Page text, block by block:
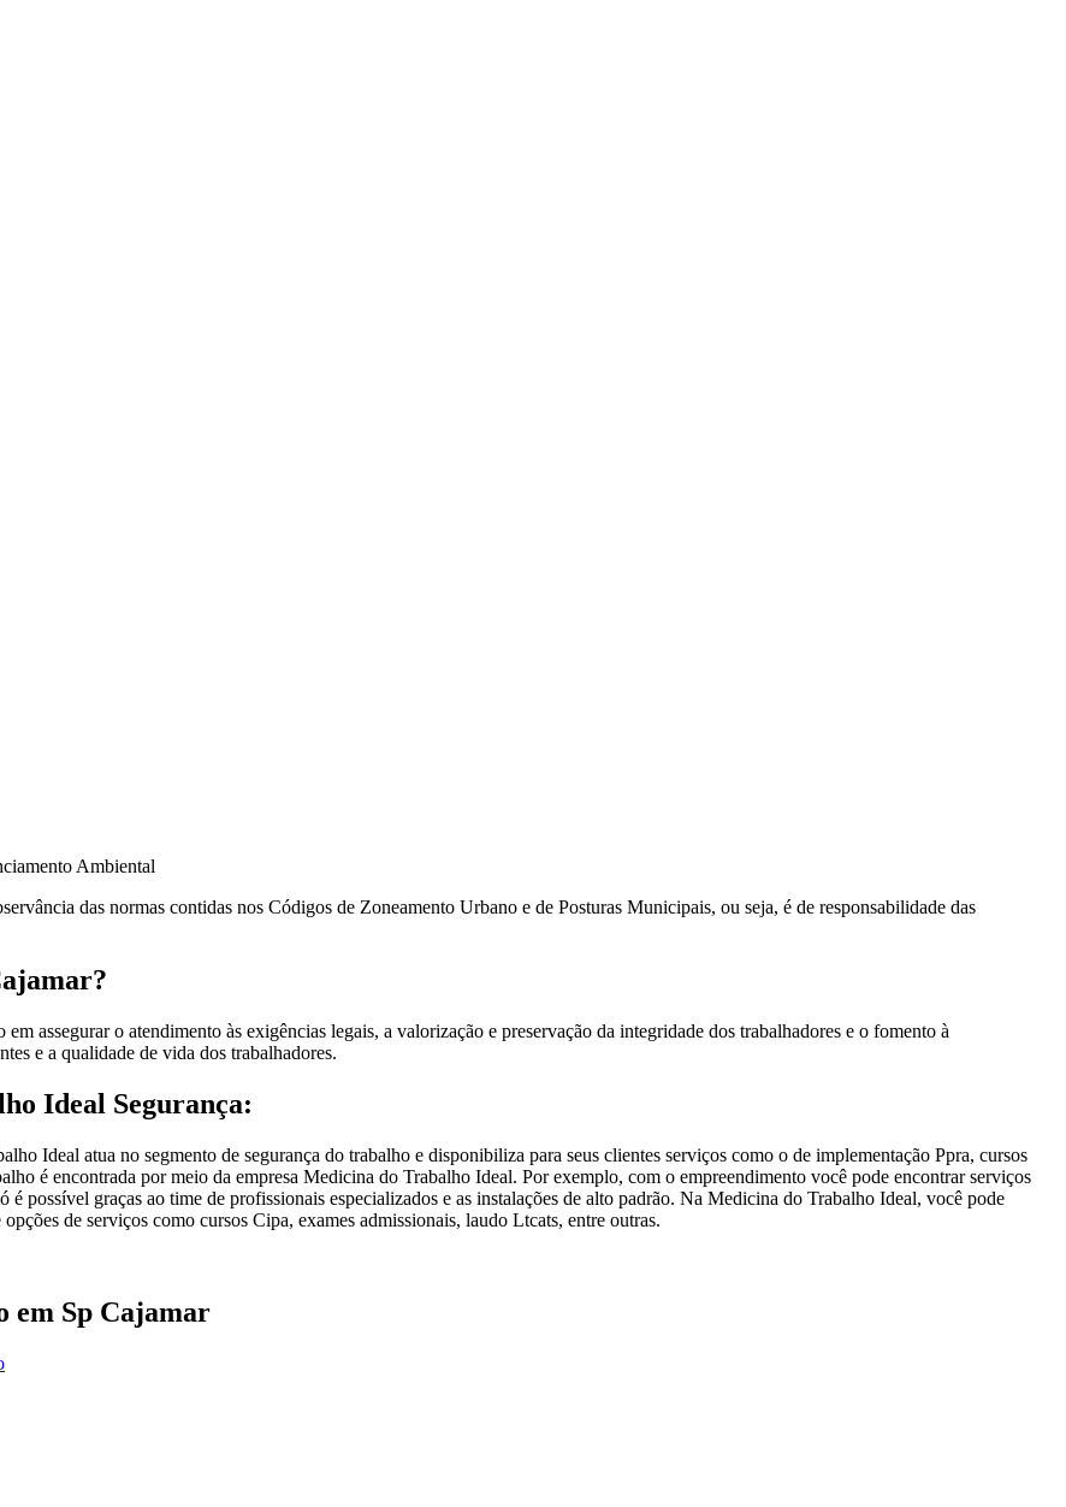
das normas contidas nos Códigos de Zoneamento Urbano e de Posturas Municipais, ou seja, é de responsabilidade das
assegurar o atendimento às exigências legais, a valorização e preservação da integridade dos trabalhadores e o fomento à
e a qualidade de vida dos trabalhadores.
Ideal Segurança:
Ideal atua no segmento de segurança do trabalho e disponibiliza para seus clientes serviços como o de implementação Ppra, cursos
é encontrada por meio da empresa Medicina do Trabalho Ideal. Por exemplo, com o empreendimento você pode encontrar serviços
possível graças ao time de profissionais especializados e as instalações de alto padrão. Na Medicina do Trabalho Ideal, você pode
de serviços como cursos Cipa, exames admissionais, laudo Ltcats, entre outras.
em Sp Cajamar